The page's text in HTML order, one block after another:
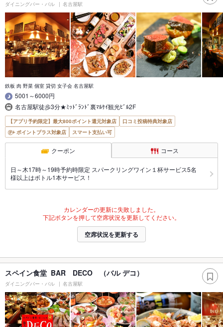
ダイニングバー・バル 名古屋駅
鉄板 肉 野菜 個室 貸切 女子会 名古屋駅
5001～6000円
名古屋駅徒歩3分★ﾐｯﾄﾞﾗﾝﾄﾞ裏ﾏﾙｹｲ観光ﾋﾞﾙ2F
【アプリ予約限定】最大800ポイント還元対象店
口コミ投稿特典対象店
ポイントプラス対象店
スマート支払い可
クーポン コース
日～木17時～19時予約時限定 スパークリングワイン１杯サービス5名
様以上はボトル1本サービス！
カレンダーの更新に失敗しました。
下記ボタンを押して空席状況を更新してください。
空席状況を更新する
スペイン食堂 BAR DECO （バル デコ）
ダイニングバー・バル 名古屋駅